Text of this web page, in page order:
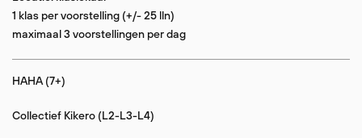
1 klas per voorstelling (+/- 25 lln)
maximaal 3 voorstellingen per dag
HAHA (7+)
Collectief Kikero (L2-L3-L4)